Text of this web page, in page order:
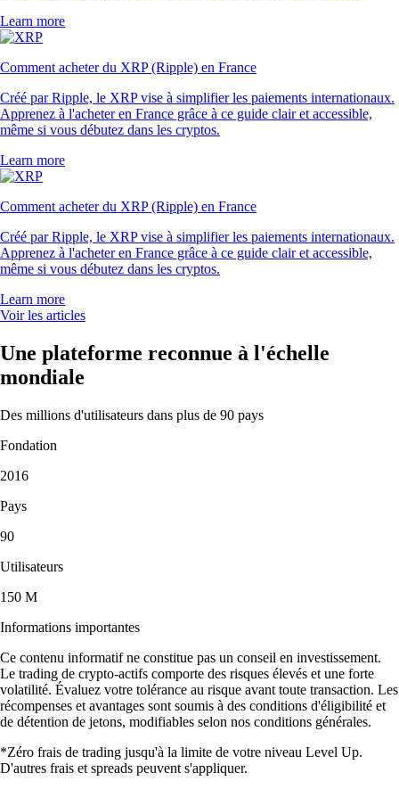
Learn more
Comment acheter du XRP (Ripple) en France
Créé par Ripple, le XRP vise à simplifier les paiements internationaux.
Apprenez à l'acheter en France grâce à ce guide clair et accessible,
même si vous débutez dans les cryptos.
Learn more
Comment acheter du XRP (Ripple) en France
Créé par Ripple, le XRP vise à simplifier les paiements internationaux.
Apprenez à l'acheter en France grâce à ce guide clair et accessible,
même si vous débutez dans les cryptos.
Learn more
Voir les articles
Une plateforme reconnue à l'échelle
mondiale
Des millions d'utilisateurs dans plus de 90 pays
Fondation
2016
Pays
90
Utilisateurs
150 M
Informations importantes
Ce contenu informatif ne constitue pas un conseil en investissement.
Le trading de crypto-actifs comporte des risques élevés et une forte
volatilité. Évaluez votre tolérance au risque avant toute transaction. Les
récompenses et avantages sont soumis à des conditions d'éligibilité et
de détention de jetons, modifiables selon nos conditions générales.
*Zéro frais de trading jusqu'à la limite de votre niveau Level Up.
D'autres frais et spreads peuvent s'appliquer.